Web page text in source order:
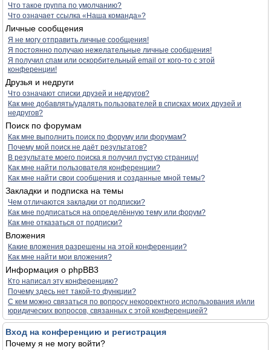
Что такое группа по умолчанию?
Что означает ссылка «Наша команда»?
Личные сообщения
Я не могу отправить личные сообщения!
Я постоянно получаю нежелательные личные сообщения!
Я получил спам или оскорбительный email от кого-то с этой
конференции!
Друзья и недруги
Что означают списки друзей и недругов?
Как мне добавлять/удалять пользователей в списках моих друзей и
недругов?
Поиск по форумам
Как мне выполнить поиск по форуму или форумам?
Почему мой поиск не даёт результатов?
В результате моего поиска я получил пустую страницу!
Как мне найти пользователя конференции?
Как мне найти свои сообщения и созданные мной темы?
Закладки и подписка на темы
Чем отличаются закладки от подписки?
Как мне подписаться на определённую тему или форум?
Как мне отказаться от подписки?
Вложения
Какие вложения разрешены на этой конференции?
Как мне найти мои вложения?
Информация о phpBB3
Кто написал эту конференцию?
Почему здесь нет такой-то функции?
С кем можно связаться по вопросу некорректного использования и/или
юридических вопросов, связанных с этой конференцией?
Вход на конференцию и регистрация
Почему я не могу войти?